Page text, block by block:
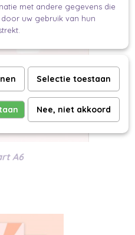
A6
met andere gegevens die
uw gebruik van hun
Selectie toestaan
Nee, niet akkoord